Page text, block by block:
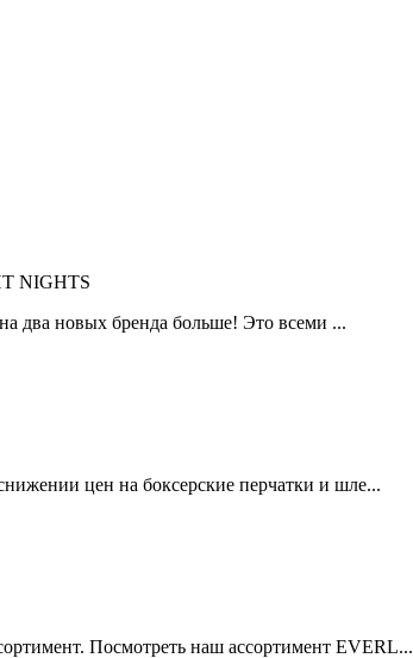
NIGHTS
два новых бренда больше! Это всеми ...
цен на боксерские перчатки и шле...
Посмотреть наш ассортимент EVERL...